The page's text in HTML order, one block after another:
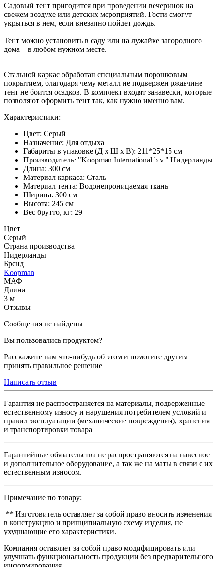
Садовый тент пригодится при проведении вечеринок на
свежем воздухе или детских мероприятий. Гости смогут
укрыться в нем, если внезапно пойдет дождь.
Тент можно установить в саду или на лужайке загородного
дома – в любом нужном месте.
Стальной каркас обработан специальным порошковым
покрытием, благодаря чему металл не подвержен ржавчине –
тент не боится осадков. В комплект входят занавески, которые
позволяют оформить тент так, как нужно именно вам.
Характеристики:
Цвет: Серый
Назначение: Для отдыха
Габариты в упаковке (Д х Ш х В): 211*25*15 см
Производитель: "Koopman International b.v." Нидерланды
Длина: 300 см
Материал каркаса: Сталь
Материал тента: Водонепроницаемая ткань
Ширина: 300 см
Высота: 245 см
Вес брутто, кг: 29
Цвет
Серый
Страна производства
Нидерланды
Бренд
Koopman
МАФ
Длина
3 м
Отзывы
Сообщения не найдены
Вы пользовались продуктом?
Расскажите нам что-нибудь об этом и помогите другим
принять правильное решение
Написать отзыв
Гарантия не распространяется на материалы, подверженные
естественному износу и нарушения потребителем условий и
правил эксплуатации (механические повреждения), хранения
и транспортировки товара.
Гарантийные обязательства не распространяются на навесное
и дополнительное оборудование, а так же на маты в связи с их
естественным износом.
Примечание по товару:
** Изготовитель оставляет за собой право вносить изменения
в конструкцию и принципиальную схему изделия, не
ухудшающие его характеристики.
Компания оставляет за собой право модифицировать или
улучшать функциональность продукции без предварительного
информирования.